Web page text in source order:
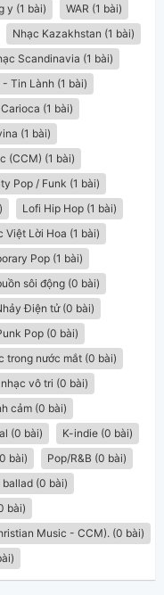
y (1 bài)
WAR (1 bài)
Nhạc Kazakhstan (1 bài)
Scandinavia (1 bài)
Tin Lành (1 bài)
(1 bài)
(1 bài)
(CCM) (1 bài)
Pop / Funk (1 bài)
Lofi Hip Hop (1 bài)
Việt Lời Hoa (1 bài)
Pop (1 bài)
sôi động (0 bài)
Điện tử (0 bài)
Pop (0 bài)
trong nước mắt (0 bài)
nhạc vô tri (0 bài)
cảm (0 bài)
(0 bài)
K-indie (0 bài)
bài)
Pop/R&B (0 bài)
(0 bài)
bài)
Music - CCM). (0 bài)